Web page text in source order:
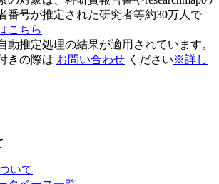
番号が推定された研究者等約30万人で
こちら
動推定処理の結果が適用されています。
きの際は お問い合わせ ください※詳し
いて